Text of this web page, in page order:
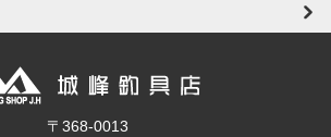
〒368-0013